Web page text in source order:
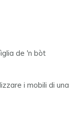
de 'n bòt
i mobili di una